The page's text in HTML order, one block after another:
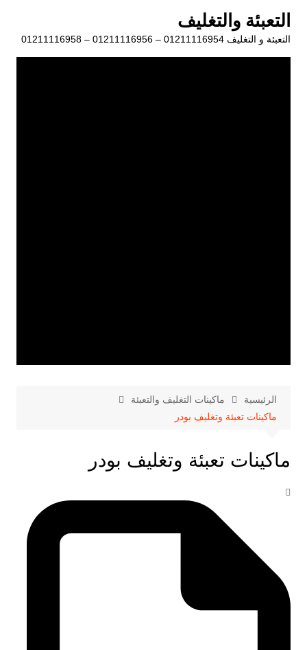
المحتوى
التعبئة والتغليف
التعبئة و التغليف 01211116954 – 01211116956 – 01211116958
الرئيسية
ماكينات التغليف والتعبئة
ماكينات تعبئة وتغليف بودر
ماكينات تعبئة وتغليف بودر